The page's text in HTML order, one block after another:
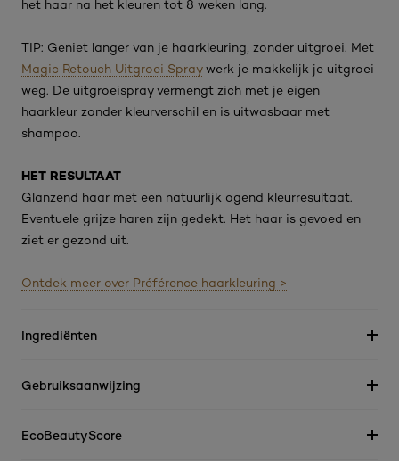
het haar na het kleuren tot 8 weken lang.
TIP: Geniet langer van je haarkleuring, zonder uitgroei. Met
Magic Retouch Uitgroei Spraywerk je makkelijk je uitgroei
weg. De uitgroeispray vermengt zich met je eigen
haarkleur zonder kleurverschil en is uitwasbaar met
shampoo.
HET RESULTAAT
Glanzend haar met een natuurlijk ogend kleurresultaat.
Eventuele grijze haren zijn gedekt. Het haar is gevoed en
ziet er gezond uit.
Ontdek meer over Préférence haarkleuring >
Ingrediënten
Gebruiksaanwijzing
EcoBeautyScore